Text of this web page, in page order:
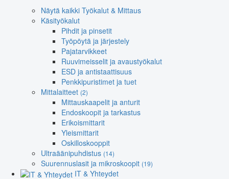
Näytä kaikki Työkalut & Mittaus
Käsityökalut
Pihdit ja pinsetit
Työpöytä ja järjestely
Pajatarvikkeet
Ruuvimeisselit ja avaustyökalut
ESD ja antistaattisuus
Penkkipuristimet ja tuet
Mittalaitteet (2)
Mittauskaapelit ja anturit
Endoskoopit ja tarkastus
Erikoismittarit
Yleismittarit
Oskilloskooppit
Ultraäänipuhdistus (14)
Suurennuslasit ja mikroskoopit (19)
IT & Yhteydet